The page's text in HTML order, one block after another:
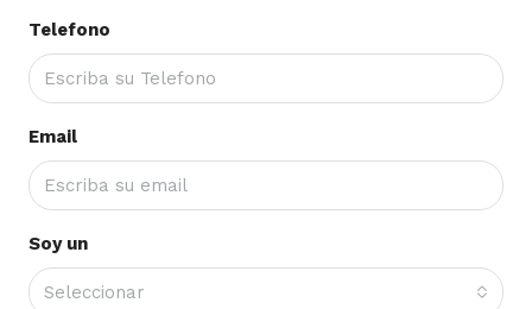
Telefono
Email
Soy un
Seleccionar